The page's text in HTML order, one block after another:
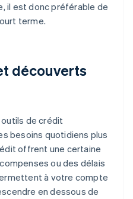
il est donc préférable de
terme.
découverts
de crédit
besoins quotidiens plus
offrent une certaine
ou des délais
à votre compte
en dessous de